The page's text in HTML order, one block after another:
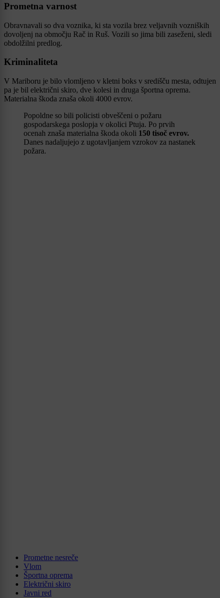
Prometna varnost
Obravnavali so dva voznika, ki sta vozila brez veljavnih vozniških
dovoljenj na območju Rač in Ruš. Vozili so jima bili zaseženi, sledi
obdolžilni predlog.
Kriminaliteta
V Mariboru je bilo vlomljeno v kletni boks v središču mesta, odtujen
pa je bil električni skiro, dve kolesi in druga športna oprema.
Materialna škoda znaša okoli 4000 evrov.
Popoldne so bili policisti obveščeni o požaru
gospodarskega poslopja v okolici Ptuja. Po prvih
ocenah znaša materialna škoda okoli 150 tisoč evrov.
Danes nadaljujejo z ugotavljanjem vzrokov za nastanek
požara.
Prometne nesreče
Vlom
Športna oprema
Električni skiro
Javni red